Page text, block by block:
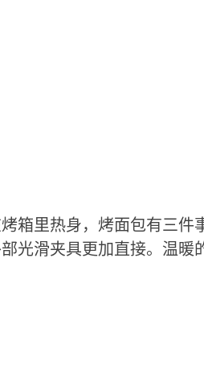
箱里热身，烤面包有三
光滑夹具更加直接。温